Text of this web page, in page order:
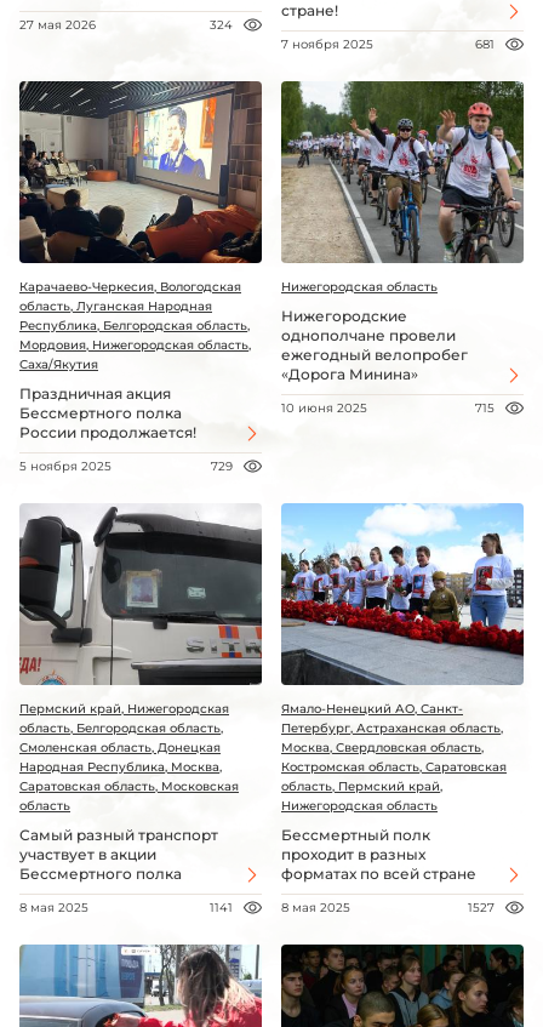
27 мая 2026 324
стране!
7 ноября 2025 681
Карачаево-Черкесия, Вологодская
область, Луганская Народная
Республика, Белгородская область,
Мордовия, Нижегородская область,
Саха/Якутия
Праздничная акция
Бессмертного полка
России продолжается!
5 ноября 2025 729
Нижегородская область
Нижегородские
однополчане провели
ежегодный велопробег
«Дорога Минина»
10 июня 2025 715
Пермский край, Нижегородская
область, Белгородская область,
Смоленская область, Донецкая
Народная Республика, Москва,
Саратовская область, Московская
область
Самый разный транспорт
участвует в акции
Бессмертного полка
8 мая 2025 1141
Ямало-Ненецкий АО, Санкт-
Петербург, Астраханская область,
Москва, Свердловская область,
Костромская область, Саратовская
область, Пермский край,
Нижегородская область
Бессмертный полк
проходит в разных
форматах по всей стране
8 мая 2025 1527